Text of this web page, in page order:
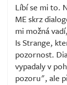
Líbí se mi to.
ME skrz
mi možná
Is Strange,
pozornost.
vypadaly v
pozoru", ale